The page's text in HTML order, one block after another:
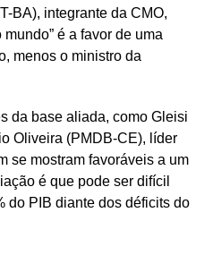
BA), integrante da CMO,
é a favor de uma
menos o ministro da
da base aliada, como Gleisi
Oliveira (PMDB-CE), líder
se mostram favoráveis a um
é que pode ser difícil
do PIB diante dos déficits do